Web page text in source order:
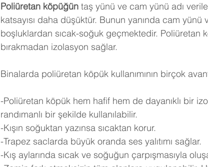
Poliüretan köpüğün taş yünü ve cam yünü adı
katsayısı daha düşüktür. Bunun yanında cam yünü
boşluklardan sıcak-soğuk geçmektedir. Poliüretan
bırakmadan izolasyon sağlar.
Binalarda poliüretan köpük kullanımının birçok
-Poliüretan köpük hem hafif hem de dayanıklı bir
randımanlı bir şekilde kullanılabilir.
-Kışın soğuktan yazınsa sıcaktan korur.
-Trapez saclarda büyük oranda ses yalıtımı sağlar.
-Kış aylarında sıcak ve soğuğun çarpışmasıyla